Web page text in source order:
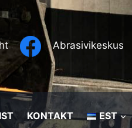
Abrasivikeskus
KONTAKT EST